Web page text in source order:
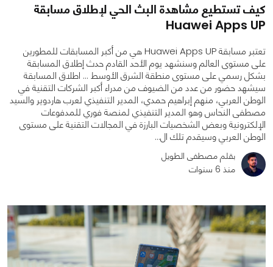
2635
0
0
كيف تستطيع مشاهدة البث الحي لإطلاق مسابقة
Huawei Apps UP
تعتبر مسابقة Huawei Apps UP هي من أكبر المسابقات للمطورين
على مستوى العالم وسنشهد يوم الأحد القادم حدث إطلاق المسابقة
بشكل رسمي على مستوى منطقة الشرق الأوسط ... اطلاق المسابقة
سيشهد حضور من عدد من الضيوف من مدراء أكبر الشركات التقنية في
الوطن العربي، منهم إبراهيم حمدي، المدير التنفيذي لعرب هاردوير والسيد
مصطفى النحاس وهو المدير التنفيذي لمنصة فوري للمدفوعات
الإلكترونية وبعض الشخصيات البارزة في المجالات التقنية على مستوى
الوطن العربي وسيقدم تلك ال...
بقلم مصطفى الطويل
منذ 6 سنوات